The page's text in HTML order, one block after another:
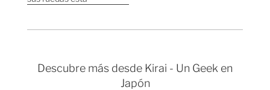
del mundo. Vía
Descubre más desde Kirai - Un Geek en
Japón